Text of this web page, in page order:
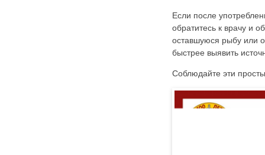
Если после
обратитесь к врачу и
оставшуюся рыбу или
быстрее выявить
Соблюдайте эти